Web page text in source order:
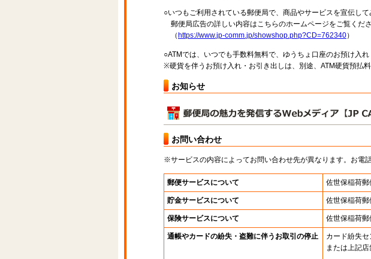
○いつもご利用されている郵便局で、商品やサービスを宣伝して
郵便局広告の詳しい内容はこちらのホームページをご覧くださ
（ https://www.jp-comm.jp/showshop.php?CD=762340）
○ATMでは、いつでも手数料無料で、ゆうちょ口座のお預け入
※硬貨を伴うお預け入れ・お引き出しは、別途、ATM硬貨預払料
お知らせ
お問い合わせ
※サービスの内容によってお問い合わせ先が異なります。お電
郵便サービスについて 佐世保稲荷郵
貯金サービスについて 佐世保稲荷郵
保険サービスについて 佐世保稲荷郵
通帳やカードの紛失・盗難に伴うお取引の停止 カード紛失セ
または上記店